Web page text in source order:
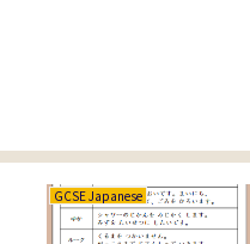
GCSE Japanese